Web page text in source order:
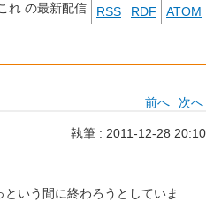
れ の最新配信 RSS RDF ATOM
前へ 次へ
執筆 : 2011-12-28 20:10
いう間に終わろうとしていま